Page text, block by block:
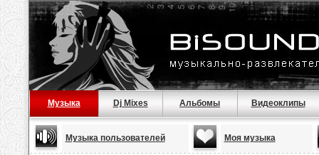
Музыка Dj Mixes Альбомы Видеоклипы
Музыка пользователей Моя музыка